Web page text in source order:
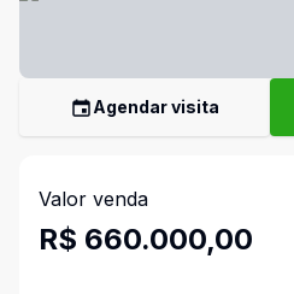
Agendar visita
Valor venda
R$ 660.000,00